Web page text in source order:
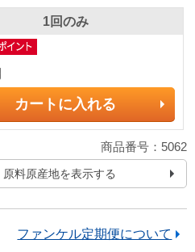
1回のみ
カートに入れる
商品番号：5062
原料原産地を表示する
ファンケル定期便について